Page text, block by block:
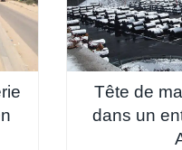
Tête de
dans un